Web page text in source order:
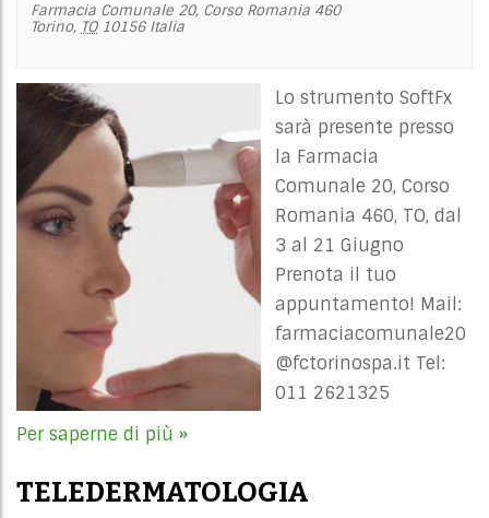
Farmacia Comunale 20, Corso Romania 460
Torino, TO 10156 Italia
Lo strumento SoftFx
sarà presente presso
la Farmacia
Comunale 20, Corso
Romania 460, TO, dal
3 al 21 Giugno
Prenota il tuo
appuntamento! Mail:
farmaciacomunale20
@fctorinospa.it Tel:
011 2621325
Per saperne di più »
TELEDERMATOLOGIA